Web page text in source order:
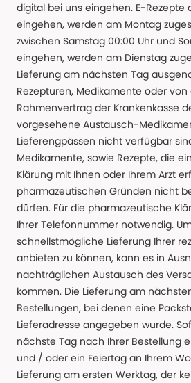
digital bei uns eingehen. E-Rezepte
eingehen, werden am Montag
zwischen Samstag 00:00 Uhr und
eingehen, werden am Dienstag
Lieferung am nächsten Tag
Rezepturen, Medikamente oder
Rahmenvertrag der Krankenkasse
vorgesehene Austausch-
Lieferengpässen nicht verfügbar
Medikamente, sowie Rezepte, die
Klärung mit Ihnen oder Ihrem Arzt
pharmazeutischen Gründen nicht
dürfen. Für die pharmazeutische
Ihrer Telefonnummer notwendig.
schnellstmögliche Lieferung Ihrer
anbieten zu können, kann es in
nachträglichen Austausch des
kommen. Die Lieferung am
Bestellungen, bei denen eine
Lieferadresse angegeben wurde.
nächste Tag nach Ihrer Bestellung
und / oder ein Feiertag an Ihrem
Lieferung am ersten Werktag, der